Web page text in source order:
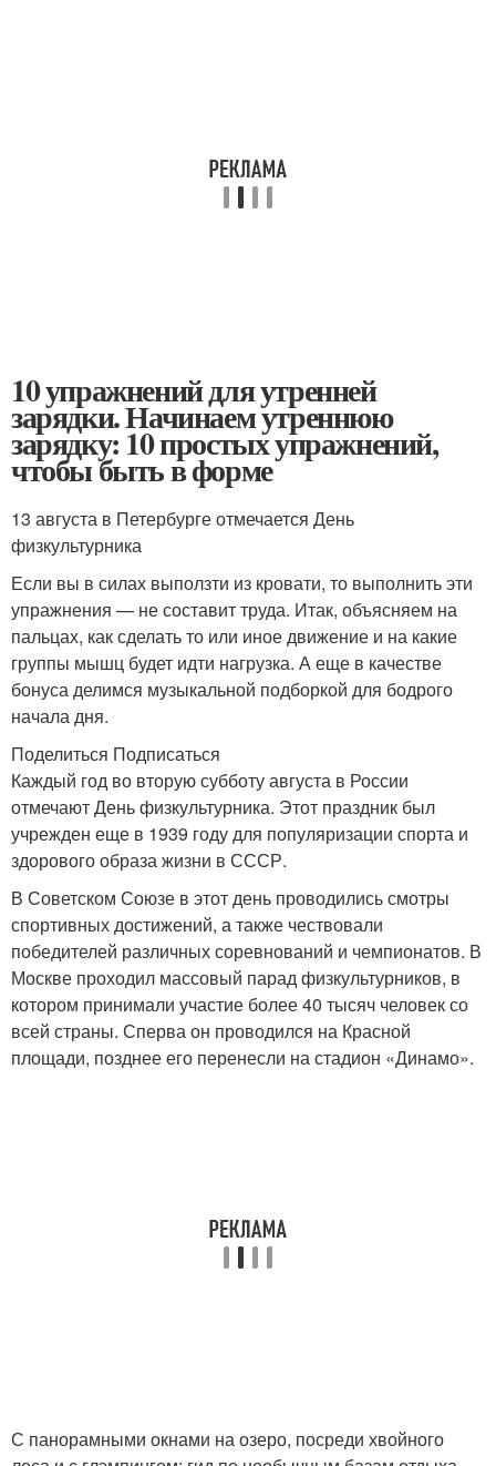
10 упражнений для утренней
зарядки. Начинаем утреннюю
зарядку: 10 простых упражнений,
чтобы быть в форме
13 августа в Петербурге отмечается День
физкультурника
Если вы в силах выползти из кровати, то выполнить эти
упражнения — не составит труда. Итак, объясняем на
пальцах, как сделать то или иное движение и на какие
группы мышц будет идти нагрузка. А еще в качестве
бонуса делимся музыкальной подборкой для бодрого
начала дня.
Поделиться Подписаться
Каждый год во вторую субботу августа в России
отмечают День физкультурника. Этот праздник был
учрежден еще в 1939 году для популяризации спорта и
здорового образа жизни в СССР.
В Советском Союзе в этот день проводились смотры
спортивных достижений, а также чествовали
победителей различных соревнований и чемпионатов. В
Москве проходил массовый парад физкультурников, в
котором принимали участие более 40 тысяч человек со
всей страны. Сперва он проводился на Красной
площади, позднее его перенесли на стадион «Динамо».
С панорамными окнами на озеро, посреди хвойного